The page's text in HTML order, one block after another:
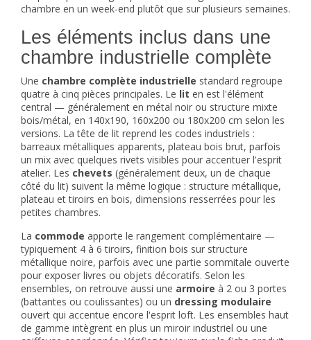
chambre en un week-end plutôt que sur plusieurs semaines.
Les éléments inclus dans une
chambre industrielle complète
Une chambre complète industrielle standard regroupe
quatre à cinq pièces principales. Le lit en est l'élément
central — généralement en métal noir ou structure mixte
bois/métal, en 140x190, 160x200 ou 180x200 cm selon les
versions. La tête de lit reprend les codes industriels :
barreaux métalliques apparents, plateau bois brut, parfois
un mix avec quelques rivets visibles pour accentuer l'esprit
atelier. Les chevets (généralement deux, un de chaque
côté du lit) suivent la même logique : structure métallique,
plateau et tiroirs en bois, dimensions resserrées pour les
petites chambres.
La commode apporte le rangement complémentaire —
typiquement 4 à 6 tiroirs, finition bois sur structure
métallique noire, parfois avec une partie sommitale ouverte
pour exposer livres ou objets décoratifs. Selon les
ensembles, on retrouve aussi une armoire à 2 ou 3 portes
(battantes ou coulissantes) ou un dressing modulaire
ouvert qui accentue encore l'esprit loft. Les ensembles haut
de gamme intègrent en plus un miroir industriel ou une